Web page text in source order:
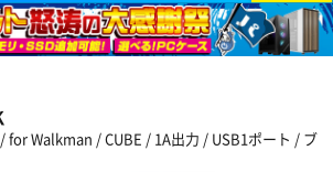
for Walkman / CUBE / 1A出力 / USB1ポート / ブ